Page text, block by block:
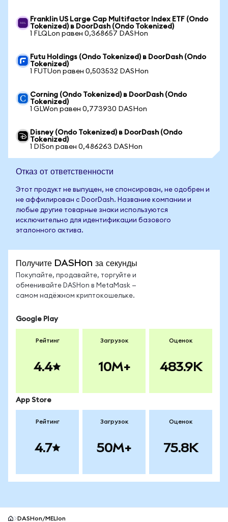
Franklin US Large Cap Multifactor Index ETF (Ondo
Tokenized) в DoorDash (Ondo Tokenized)
1 FLQLon равен 0,368657 DASHon
Futu Holdings (Ondo Tokenized) в DoorDash (Ondo
Tokenized)
1 FUTUon равен 0,503532 DASHon
Corning (Ondo Tokenized) в DoorDash (Ondo
Tokenized)
1 GLWon равен 0,773930 DASHon
Disney (Ondo Tokenized) в DoorDash (Ondo
Tokenized)
1 DISon равен 0,486263 DASHon
Отказ от ответственности
Этот продукт не выпущен, не спонсирован, не одобрен и
не аффилирован с DoorDash. Название компании и
любые другие товарные знаки используются
исключительно для идентификации базового
эталонного актива.
Получите DASHon за секунды
Покупайте, продавайте, торгуйте и
обменивайте DASHon в MetaMask —
самом надёжном криптокошельке.
Google Play
Рейтинг
4.4
Загрузок
10M+
Оценок
483.9K
App Store
Рейтинг
4.7
Загрузок
50M+
Оценок
75.8K
DASHon/MELIon